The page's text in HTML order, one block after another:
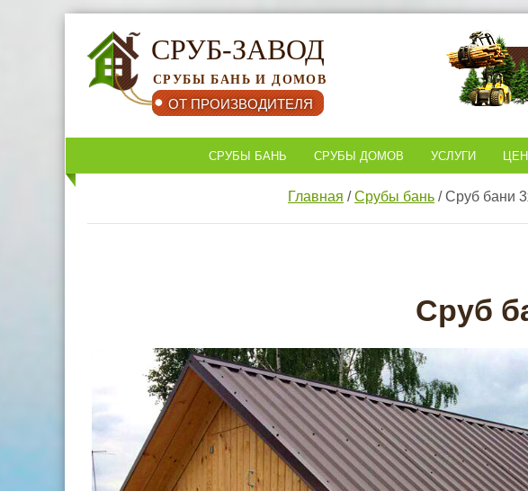
СРУБ-ЗАВОД
СРУБЫ БАНЬ И ДОМОВ
ОТ ПРОИЗВОДИТЕЛЯ
СРУБЫ БАНЬ СРУБЫ ДОМОВ УСЛУГИ
Главная /Срубы бань /Сруб бани
Сруб